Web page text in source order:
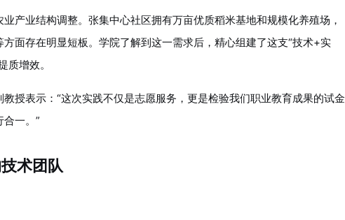
产业结构调整。张集中心社区拥有万亩优质稻米基地和规模化养殖场，
面存在明显短板。学院了解到这一需求后，精心组建了这支“技术+实
质增效。
授表示：“这次实践不仅是志愿服务，更是检验我们职业教育成果的试金
一。”
术团队